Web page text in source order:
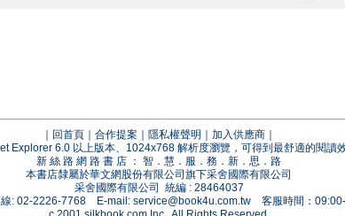
回首頁 合作提案 隱私權聲明 加入供應商
Explorer 6.0 以上版本、1024x768 解析度瀏覽，可得到最舒適的閱讀
新 絲 路 網 路 書 店 ： 智．慧．服．務．新．思．路
本書店隸屬於華文網股份有限公司旗下采舍國際有限公司
采舍國際有限公司 統編 : 28464037
線: 02-2226-7768 E-mail: service@book4u.com.tw客服時間：09:00-